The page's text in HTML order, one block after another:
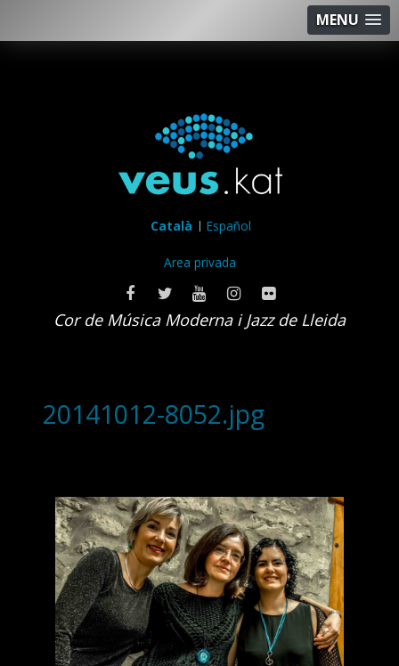
MENU
Català Español
Area privada
Cor de Música Moderna i Jazz de Lleida
20141012-8052.jpg